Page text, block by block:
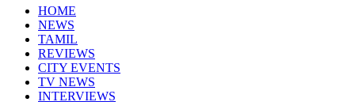
HOME
NEWS
TAMIL
REVIEWS
CITY EVENTS
TV NEWS
INTERVIEWS